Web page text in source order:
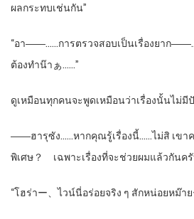
ผลกระทบเช่นกัน”
“อา――……การตรวจสอบเป็นเรื่องยาก
ต้องทำน๊าぁ……”
ดูเหมือนทุกคนจะพูดเหมือนว่าเรื่องนั้นไม่มี
――ฮารุซัง……หากคุณรู้เรื่องนี้……ไม่สิ เขา
พิเศษ？ เฉพาะเรื่องที่จะช่วยผมแล้วกันค
“โฮร่าー、ไวน์นี่อร่อยจริง ๆ สักหน่อยหม๊าย